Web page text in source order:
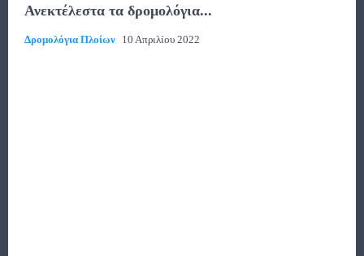
Ανεκτέλεστα τα δρομολόγια...
Δρομολόγια Πλοίων 10 Απριλίου 2022